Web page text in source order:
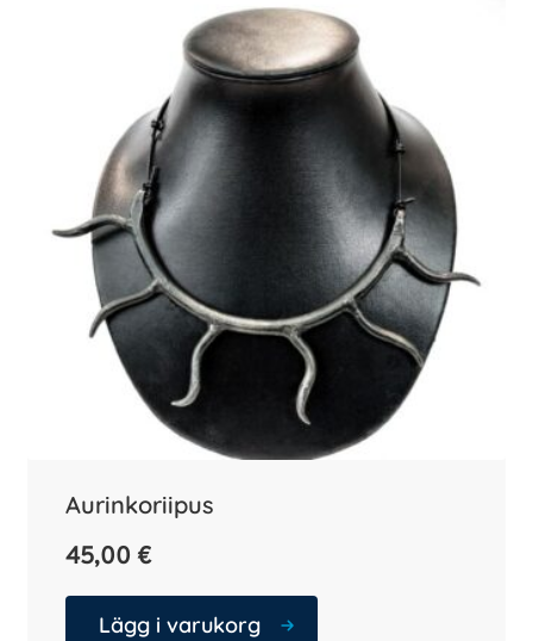
Aurinkoriipus
45,00 €
Lägg i varukorg